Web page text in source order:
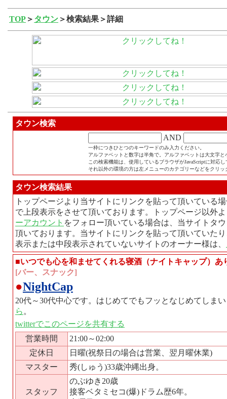
TOP ＞ タウン ＞検索結果＞詳細
タウン検索
AND
一枠につきひとつのキーワードのみ入力ください。
アルファベットと数字は半角で。アルファベットは大文字
この検索機能は、使用しているブラウザがJavaScriptに対応
それ以外の環境の方は左メニューのカテゴリーなどをクリ
タウン検索結果
トップページより当サイトにリンクを貼って頂いている
で上段表示をさせて頂いております。トップページ以外
ーアカウント をフォロー頂いている場合は、当サイトタ
頂いております。当サイトにリンクを貼って頂いていた
表示または中段表示されていないサイトのオーナー様は、
■いつでも心を和ませてくれる寝酒（ナイトキャップ）あ
[バー、スナック]
●NightCap
20代～30代中心です。はじめてでもフッとなじめてしま
ら 。
twitterでこのページを共有する
営業時間
21:00～02:00
定休日
日曜(祝祭日の場合は営業、翌月曜休業)
マスター
秀(しゅう)33歳沖縄出身。
スタッフ
のぶゆき20歳
接客ベタミセコ(爆)ドラム歴6年。